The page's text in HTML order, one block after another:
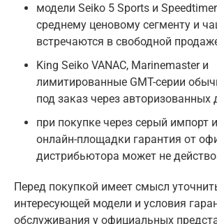
модели Seiko 5 Sports и
среднему ценовому сегменту и
встречаются в свободной
King Seiko VANAC, Marinemaster и
лимитированные GMT-серии
под заказ через авторизованных
при покупке через серый импорт
онлайн-площадки гарантия от
дистрибьютора может не
Перед покупкой имеет смысл
интересующей модели и условия
обслуживания у официальных